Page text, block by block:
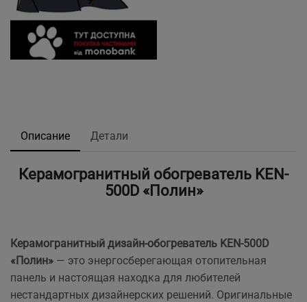
Описание Детали
Керамогранитный обогреватель KEN-
500D «Полин»
Керамогранитный дизайн-обогреватель KEN-500D
«Полин» — это энергосберегающая отопительная
панель и настоящая находка для любителей
нестандартных дизайнерских решений. Оригинальные